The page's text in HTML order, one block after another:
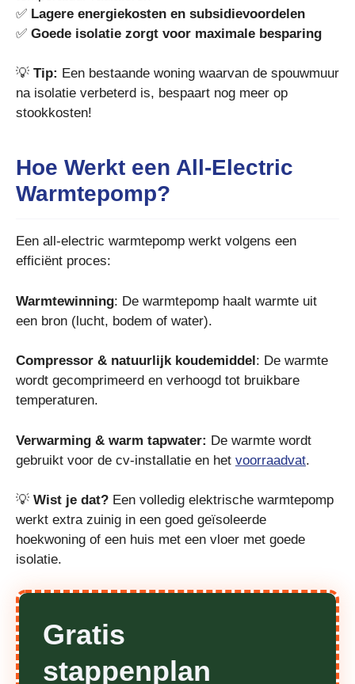
✅ Lagere energiekosten en subsidievoordelen
✅ Goede isolatie zorgt voor maximale besparing
💡 Tip: Een bestaande woning waarvan de spouwmuur
na isolatie verbeterd is, bespaart nog meer op
stookkosten!
Hoe Werkt een All-Electric
Warmtepomp?
Een all-electric warmtepomp werkt volgens een
efficiënt proces:
Warmtewinning: De warmtepomp haalt warmte uit
een bron (lucht, bodem of water).
Compressor & natuurlijk koudemiddel: De warmte
wordt gecomprimeerd en verhoogd tot bruikbare
temperaturen.
Verwarming & warm tapwater: De warmte wordt
gebruikt voor de cv-installatie en het voorraadvat.
💡 Wist je dat? Een volledig elektrische warmtepomp
werkt extra zuinig in een goed geïsoleerde
hoekwoning of een huis met een vloer met goede
isolatie.
Gratis
stappenplan